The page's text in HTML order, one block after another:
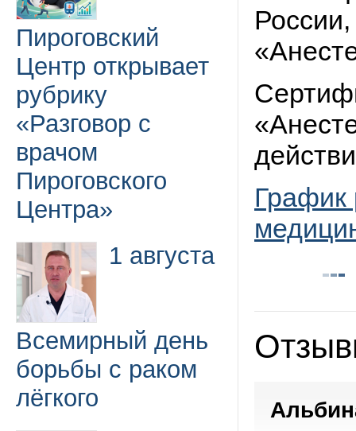
Пироговский
Центр открывает
рубрику
«Разговор с
врачом
Пироговского
Центра»
1 августа
Всемирный день
борьбы с раком
лёгкого
График